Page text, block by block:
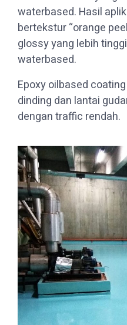
waterbased. Hasil
bertekstur “orange
glossy yang lebih
waterbased.
Epoxy oilbased
dinding dan lantai
dengan traffic rendah.